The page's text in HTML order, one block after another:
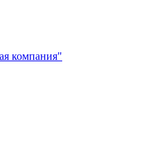
компания"